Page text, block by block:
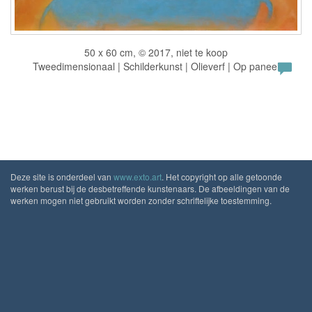
50 x 60 cm, © 2017, niet te koop
Tweedimensionaal | Schilderkunst | Olieverf | Op paneel
Deze site is onderdeel van www.exto.art. Het copyright op alle getoonde
werken berust bij de desbetreffende kunstenaars. De afbeeldingen van de
werken mogen niet gebruikt worden zonder schriftelijke toestemming.